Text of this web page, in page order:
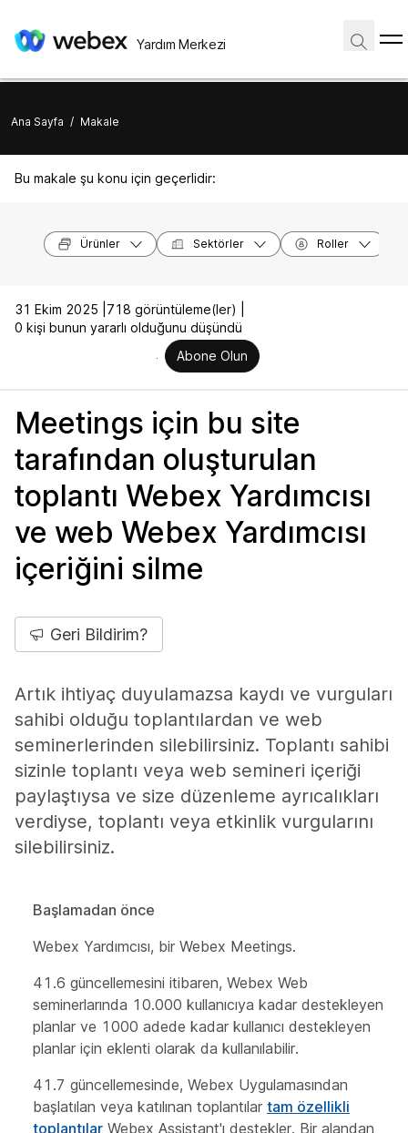
Yardım Merkezi
Ana Sayfa / Makale
Bu makale şu konu için geçerlidir:
Ürünler Sektörler Roller
31 Ekim 2025 | 718 görüntüleme(ler) |
0 kişi bunun yararlı olduğunu düşündü
Abone Olun
Meetings için bu site
tarafından oluşturulan
toplantı Webex Yardımcısı
ve web Webex Yardımcısı
içeriğini silme
Geri Bildirim?
Artık ihtiyaç duyulamazsa kaydı ve vurguları
sahibi olduğu toplantılardan ve web
seminerlerinden silebilirsiniz. Toplantı sahibi
sizinle toplantı veya web semineri içeriği
paylaştıysa ve size düzenleme ayrıcalıkları
verdiyse, toplantı veya etkinlik vurgularını
silebilirsiniz.
Başlamadan önce
Webex Yardımcısı, bir Webex Meetings.
41.6 güncellemesini itibaren, Webex Web
seminerlarında 10.000 kullanıcıya kadar destekleyen
planlar ve 1000 adede kadar kullanıcı destekleyen
planlar için eklenti olarak da kullanılabilir.
41.7 güncellemesinde, Webex Uygulamasından
başlatılan veya katılınan toplantılar tam özellikli
toplantılar Webex Assistant'ı destekler. Bir alandan